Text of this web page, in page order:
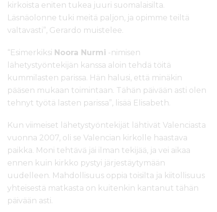
kirkoista eniten tukea juuri suomalaisilta.
Läsnäolonne tuki meitä paljon, ja opimme teiltä
valtavasti”, Gerardo muistelee.
“Esimerkiksi Noora Nurmi -nimisen
lähetystyöntekijän kanssa aloin tehdä töitä
kummilasten parissa. Hän halusi, että minäkin
pääsen mukaan toimintaan. Tähän päivään asti olen
tehnyt työtä lasten parissa”, lisää Elisabeth.
Kun viimeiset lähetystyöntekijät lähtivät Valenciasta
vuonna 2007, oli se Valencian kirkolle haastava
paikka. Moni tehtävä jäi ilman tekijää, ja vei aikaa
ennen kuin kirkko pystyi järjestäytymään
uudelleen. Mahdollisuus oppia toisilta ja kiitollisuus
yhteisestä matkasta on kuitenkin kantanut tähän
päivään asti.